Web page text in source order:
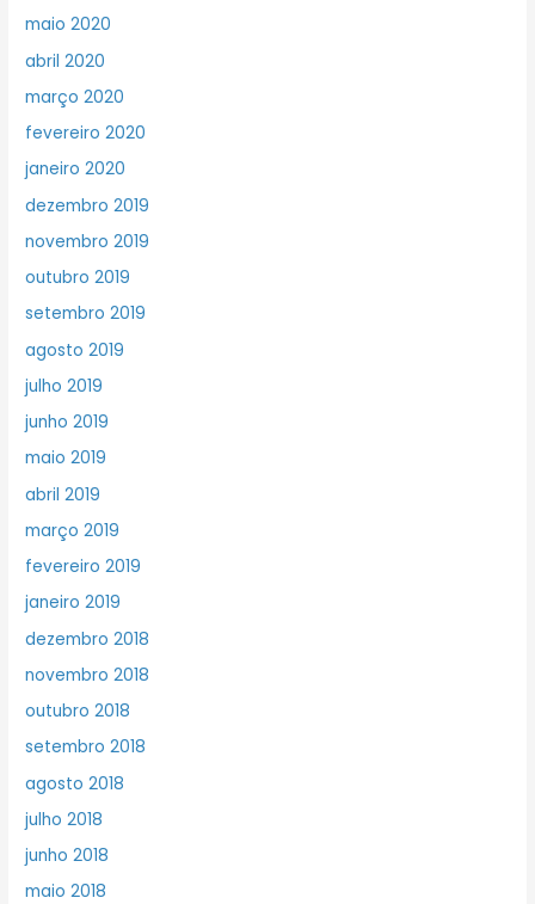
maio 2020
abril 2020
março 2020
fevereiro 2020
janeiro 2020
dezembro 2019
novembro 2019
outubro 2019
setembro 2019
agosto 2019
julho 2019
junho 2019
maio 2019
abril 2019
março 2019
fevereiro 2019
janeiro 2019
dezembro 2018
novembro 2018
outubro 2018
setembro 2018
agosto 2018
julho 2018
junho 2018
maio 2018